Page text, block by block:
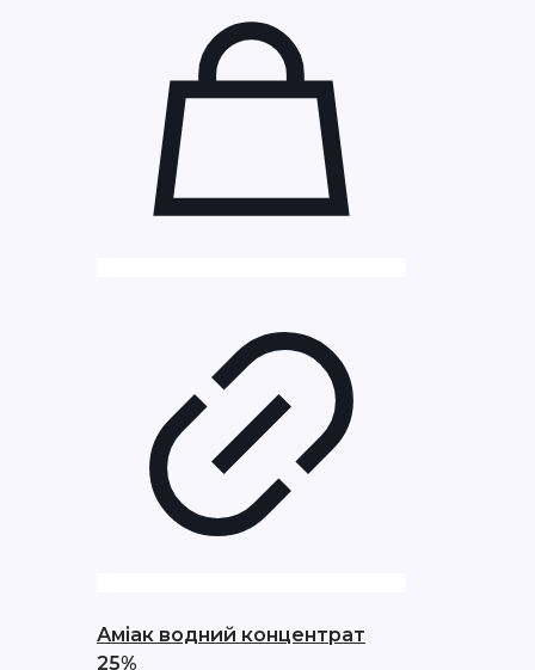
Аміак водний концентрат
25%